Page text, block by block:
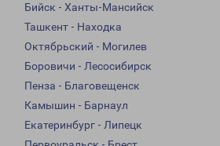
Бийск - Ханты-Мансийск
Ташкент - Находка
Октябрьский - Могилев
Боровичи - Лесосибирск
Пенза - Благовещенск
Камышин - Барнаул
Екатеринбург - Липецк